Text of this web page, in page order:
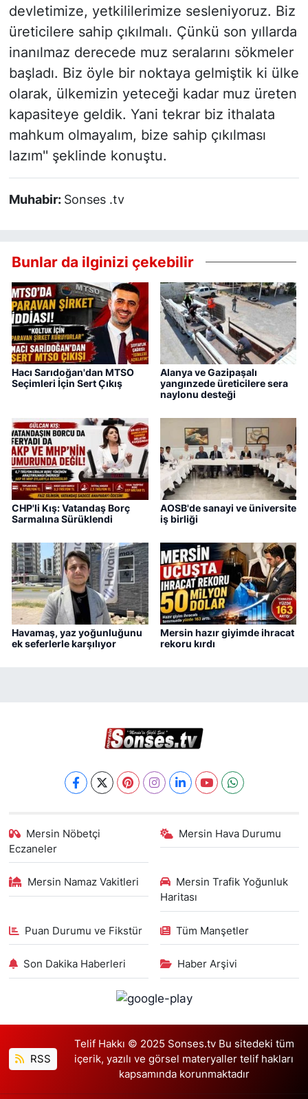
devletimize, yetkililerimize sesleniyoruz. Biz
üreticilere sahip çıkılmalı. Çünkü son yıllarda
inanılmaz derecede muz seralarını sökmeler
başladı. Biz öyle bir noktaya gelmiştik ki ülke
olarak, ülkemizin yeteceği kadar muz üreten
kapasiteye geldik. Yani tekrar biz ithalata
mahkum olmayalım, bize sahip çıkılması
lazım'' şeklinde konuştu.
Muhabir: Sonses .tv
Bunlar da ilginizi çekebilir
Hacı Sarıdoğan'dan MTSO
Seçimleri İçin Sert Çıkış
Alanya ve Gazipaşalı
yangınzede üreticilere sera
naylonu desteği
CHP'li Kış: Vatandaş Borç
Sarmalına Sürüklendi
AOSB'de sanayi ve üniversite
iş birliği
Havamaş, yaz yoğunluğunu
ek seferlerle karşılıyor
Mersin hazır giyimde ihracat
rekoru kırdı
Mersin Nöbetçi
Eczaneler
Mersin Hava Durumu
Mersin Namaz Vakitleri
Mersin Trafik Yoğunluk
Haritası
Puan Durumu ve Fikstür Tüm Manşetler
Son Dakika Haberleri Haber Arşivi
RSS
Telif Hakkı © 2025 Sonses.tv Bu sitedeki tüm
içerik, yazılı ve görsel materyaller telif hakları
kapsamında korunmaktadır